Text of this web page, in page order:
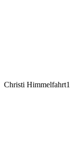
Christi Himmelfahrt1